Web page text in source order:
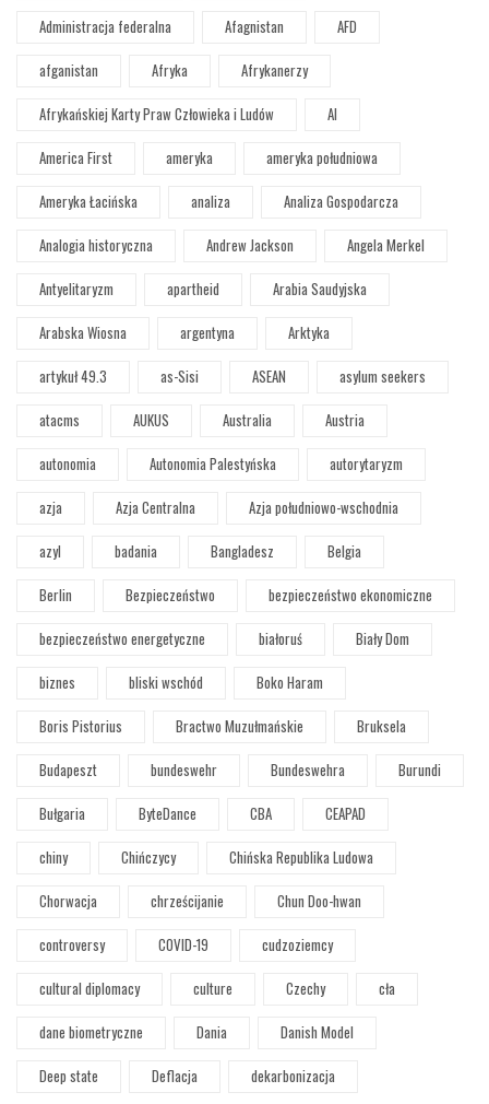
Administracja federalna
Afagnistan
AFD
afganistan
Afryka
Afrykanerzy
Afrykańskiej Karty Praw Człowieka i Ludów
AI
America First
ameryka
ameryka południowa
Ameryka Łacińska
analiza
Analiza Gospodarcza
Analogia historyczna
Andrew Jackson
Angela Merkel
Antyelitaryzm
apartheid
Arabia Saudyjska
Arabska Wiosna
argentyna
Arktyka
artykuł 49.3
as-Sisi ASEAN
asylum seekers
atacms
AUKUS Australia
Austria
autonomia
Autonomia Palestyńska
autorytaryzm
azja
Azja Centralna
Azja południowo-wschodnia
azyl
badania Bangladesz
Belgia
Berlin
Bezpieczeństwo
bezpieczeństwo ekonomiczne
bezpieczeństwo energetyczne
białoruś
Biały Dom
biznes
bliski wschód
Boko Haram
Boris Pistorius
Bractwo Muzułmańskie
Bruksela
Budapeszt
bundeswehr Bundeswehra
Burundi
Bułgaria
ByteDance CBA
CEAPAD
chiny
Chińczycy
Chińska Republika Ludowa
Chorwacja
chrześcijanie
Chun Doo-hwan
controversy
COVID-19
cudzoziemcy
cultural diplomacy
culture Czechy
cła
dane biometryczne
Dania
Danish Model
Deep state
Deflacja dekarbonizacja